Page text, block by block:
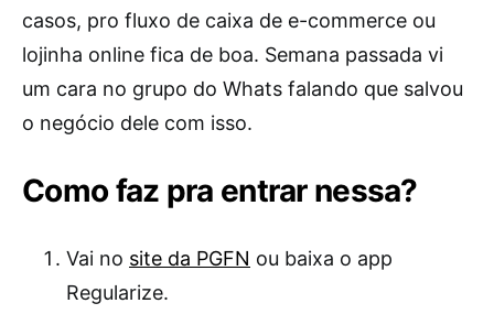
casos, pro fluxo de caixa de e-commerce ou
lojinha online fica de boa. Semana passada vi
um cara no grupo do Whats falando que salvou
o negócio dele com isso.
Como faz pra entrar nessa?
Vai no site da PGFN ou baixa o app
Regularize.